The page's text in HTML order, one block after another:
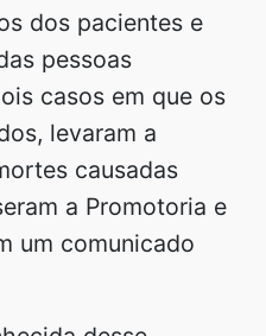
dos pacientes e
pessoas
casos em que os
levaram a
causadas
a Promotoria e
um comunicado